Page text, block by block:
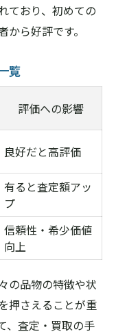
ており、初めての
ら好評です。
覧
評価への影響
良好だと高評価
有ると査定額アッ
プ
信頼性・希少価値
向上
の品物の特徴や状
押さえることが重
、査定・買取の手